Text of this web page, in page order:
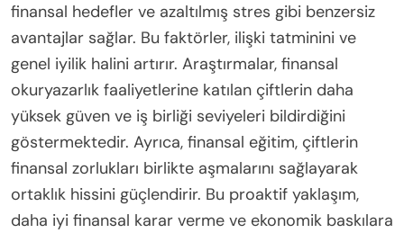
finansal hedefler ve azaltılmış stres gibi benzersiz
avantajlar sağlar. Bu faktörler, ilişki tatminini ve
genel iyilik halini artırır. Araştırmalar, finansal
okuryazarlık faaliyetlerine katılan çiftlerin daha
yüksek güven ve iş birliği seviyeleri bildirdiğini
göstermektedir. Ayrıca, finansal eğitim, çiftlerin
finansal zorlukları birlikte aşmalarını sağlayarak
ortaklık hissini güçlendirir. Bu proaktif yaklaşım,
daha iyi finansal karar verme ve ekonomik baskılara